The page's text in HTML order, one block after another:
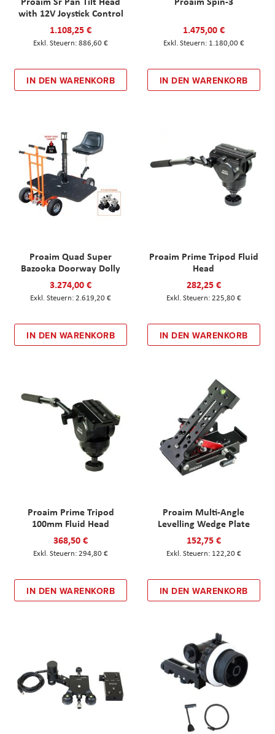
with 12V Joystick Control
1.108,25 €
886,60 €
IN DEN WARENKORB
1.475,00 €
1.180,00 €
IN DEN WARENKORB
Proaim Quad Super
Bazooka Doorway Dolly
3.274,00 €
2.619,20 €
IN DEN WARENKORB
Proaim Prime Tripod Fluid
Head
282,25 €
225,80 €
IN DEN WARENKORB
Proaim Prime Tripod
100mm Fluid Head
368,50 €
294,80 €
IN DEN WARENKORB
Proaim Multi-Angle
Levelling Wedge Plate
152,75 €
122,20 €
IN DEN WARENKORB